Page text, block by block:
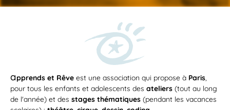
apprends et Rêve est une association qui propose à Paris,
pour tous les enfants et adolescents des ateliers (tout au long
de l'année) et des stages thématiques (pendant les vacances